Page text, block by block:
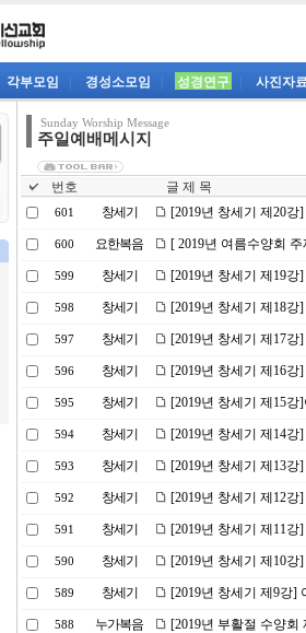
각부모임 경성소모임 성경연구 사진자
Sunday Worship Message
주일예배메시지
번호 글 제 목
601 창세기 [2019년 창세기 제20
600 요한복음 [ 2019년 여름수양회
599 창세기 [2019년 창세기 제19강
598 창세기 [2019년 창세기 제18
597 창세기 [2019년 창세기 제17
596 창세기 [2019년 창세기 제16강
595 창세기 [2019년 창세기 제15
594 창세기 [2019년 창세기 제14
593 창세기 [2019년 창세기 제13
592 창세기 [2019년 창세기 제12
591 창세기 [2019년 창세기 제11
590 창세기 [2019년 창세기 제10
589 창세기 [2019년 창세기 제9강]
588 누가복음 [2019년 부활절 수양